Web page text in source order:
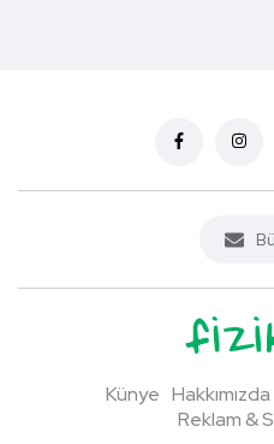
Künye Hakkımızda
Reklam &